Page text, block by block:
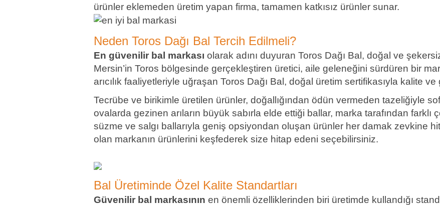
ürünler eklemeden üretim yapan firma, tamamen katkısız ürünler sunar.
Neden Toros Dağı Bal Tercih Edilmeli?
En güvenilir bal markası olarak adını duyuran Toros Dağı Bal, doğal ve
Mersin’in Toros bölgesinde gerçekleştiren üretici, aile geleneğini sürdüren bir
arıcılık faaliyetleriyle uğraşan Toros Dağı Bal, doğal üretim sertifikasıyla kalite
Tecrübe ve birikimle üretilen ürünler, doğallığından ödün vermeden tazeliğiyle
ovalarda gezinen arıların büyük sabırla elde ettiği ballar, marka tarafından
süzme ve salgı ballarıyla geniş opsiyondan oluşan ürünler her damak zevkine
olan markanın ürünlerini keşfederek size hitap edeni seçebilirsiniz.
Bal Üretiminde Özel Kalite Standartları
Güvenilir bal markasının en önemli özelliklerinden biri üretimde kullandığı